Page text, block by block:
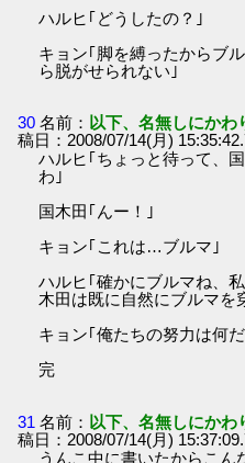
ハルヒ｢どうしたの？｣
キョン｢脚を縛ったからブ
ら脱がせられない｣
30 名前： 以下、名無しにか
稿日：2008/07/14(月)
ハルヒ｢ちょっと待って、
わ｣
国木田｢んー！｣
キョン｢これは…ブルマ｣
ハルヒ｢確かにブルマね、
木田は既に自然にブルマを
キョン｢俺たちの努力は何
完
31 名前： 以下、名無しにか
稿日：2008/07/14(月)
うんこ中に書いたからこん